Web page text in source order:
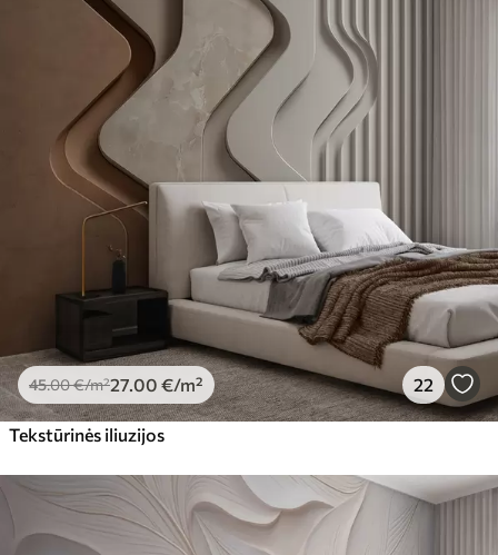
45.00€/m²27 .00 €/m² 22
Tekstūrinės iliuzijos